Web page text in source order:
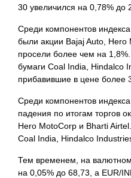
30 увеличился на 0,78% до
Среди компонентов
были акции Bajaj Auto, Hero
просели более чем на
бумаги Coal India, Hindalco
прибавившие в цене более
Среди компонентов
падения по итогам торгов
Hero MotoCorp и Bharti
Coal India, Hindalco
Тем временем, на
на 0,05% до 68,73, а EUR/